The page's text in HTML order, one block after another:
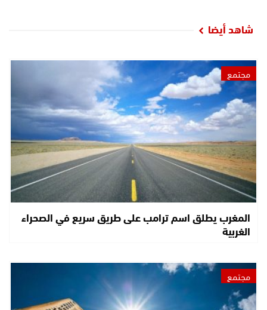
شاهد أيضا
مجتمع
المغرب يطلق اسم ترامب على طريق سريع في الصحراء
الغربية
مجتمع